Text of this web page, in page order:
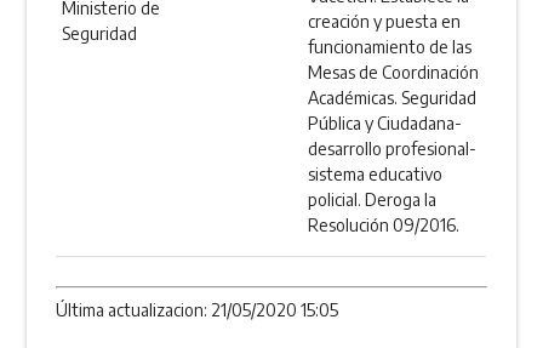
Ministerio de
Seguridad
creación y puesta en
funcionamiento de las
Mesas de Coordinación
Académicas. Seguridad
Pública y Ciudadana-
desarrollo profesional-
sistema educativo
policial. Deroga la
Resolución 09/2016.
Última actualizacion: 21/05/2020 15:05